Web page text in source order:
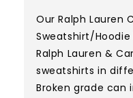
Our Ralph Lauren
Sweatshirt/
Ralph Lauren &
sweatshirts in
Broken grade can